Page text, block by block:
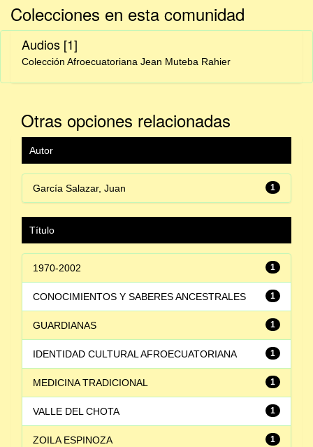
Colecciones en esta comunidad
Audios [1]
Colección Afroecuatoriana Jean Muteba Rahier
Otras opciones relacionadas
Autor
1
García Salazar, Juan
Título
1
1970-2002
1
CONOCIMIENTOS Y SABERES ANCESTRALES
1
GUARDIANAS
1
IDENTIDAD CULTURAL AFROECUATORIANA
1
MEDICINA TRADICIONAL
1
VALLE DEL CHOTA
1
ZOILA ESPINOZA